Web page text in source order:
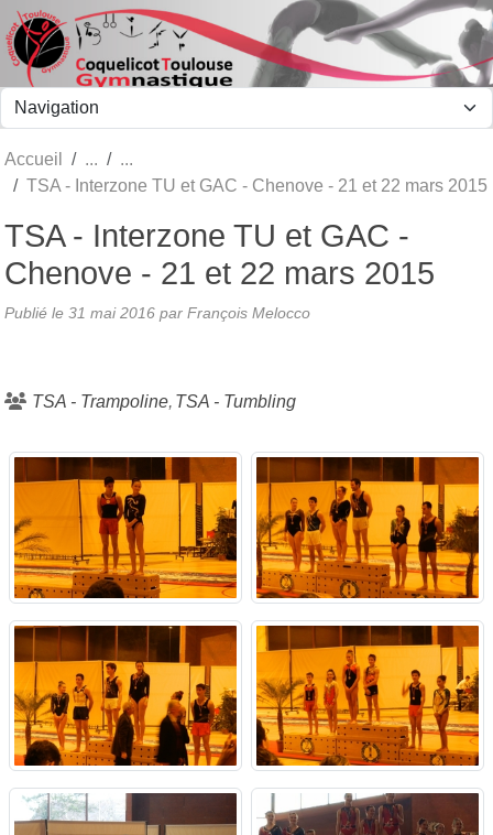
Accueil
TSA - Interzone TU et GAC - Chenove - 21 et 22 mars 2015
TSA - Interzone TU et GAC -
Chenove - 21 et 22 mars 2015
Publié le 31 mai 2016 par François Melocco
TSA - Trampoline TSA - Tumbling
Panneau de gestion des cookies